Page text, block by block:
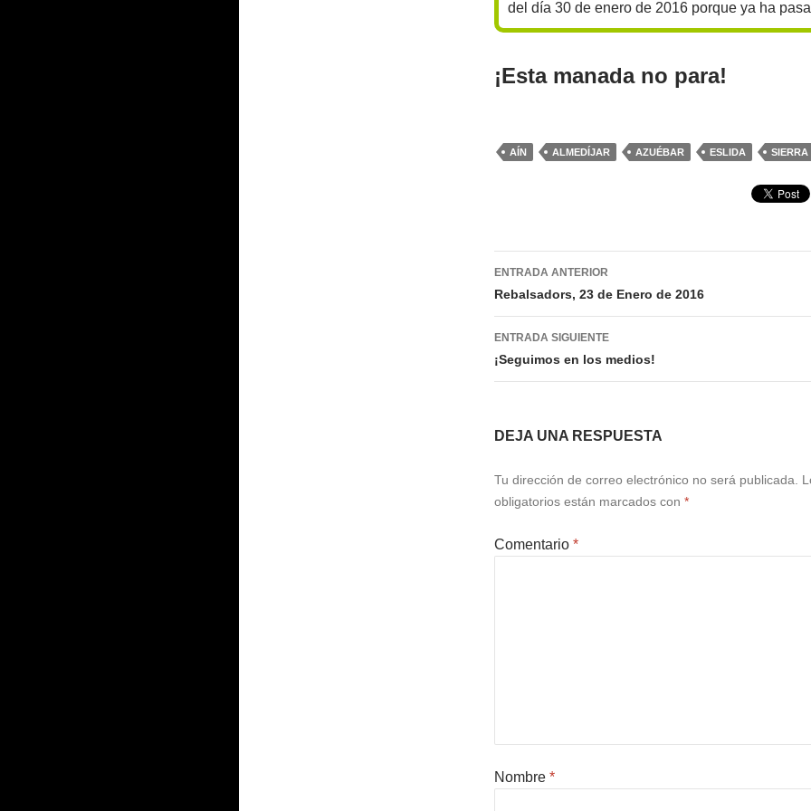
del día 30 de enero de 2016 porque ya ha
¡Esta manada no para!
AÍN ALMEDÍJAR AZUÉBAR ESLIDA SIERRA
Navegación
de
entradas
ENTRADA ANTERIOR
Rebalsadors, 23 de Enero de 2016
ENTRADA SIGUIENTE
¡Seguimos en los medios!
DEJA UNA RESPUESTA
Tu dirección de correo electrónico no será publicada.
obligatorios están marcados con *
Comentario *
Nombre *